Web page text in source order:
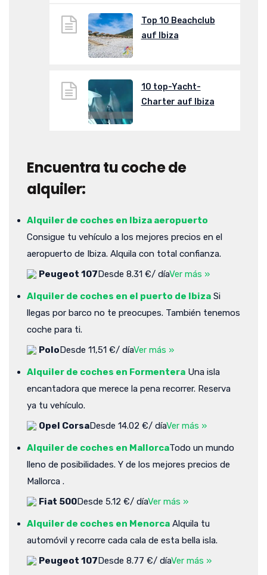
Top 10 Beachclub
auf Ibiza
10 top-Yacht-
Charter auf Ibiza
Encuentra tu coche de
alquiler:
Alquiler de coches en Ibiza aeropuerto
Consigue tu vehículo a los mejores precios en el
aeropuerto de Ibiza. Alquila con total confianza.
Peugeot 107 Desde 8.31 €/ díaVer más »
Alquiler de coches en el puerto de Ibiza Si
llegas por barco no te preocupes. También tenemos
coche para ti.
Polo Desde 11,51 €/ díaVer más »
Alquiler de coches en Formentera Una isla
encantadora que merece la pena recorrer. Reserva
ya tu vehículo.
Opel CorsaDesde 14.02 €/ díaVer más »
Alquiler de coches en MallorcaTodo un mundo
lleno de posibilidades. Y de los mejores precios de
Mallorca .
Fiat 500Desde 5.12 €/ díaVer más »
Alquiler de coches en Menorca Alquila tu
automóvil y recorre cada cala de esta bella isla.
Peugeot 107 Desde 8.77 €/ díaVer más »